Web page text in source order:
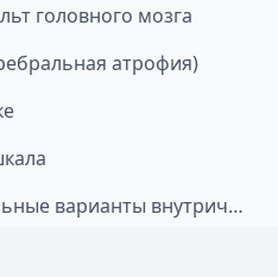
головного мозга
атрофия)
Аномалии и нормальные варианты внутричерепных артерий: подход к классификации и значимость